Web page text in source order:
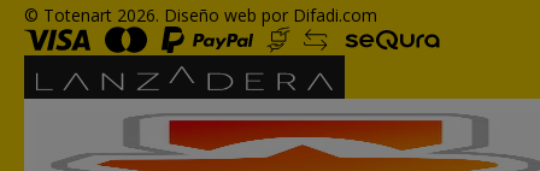
© Totenart 2026. Diseño web por Difadi.com